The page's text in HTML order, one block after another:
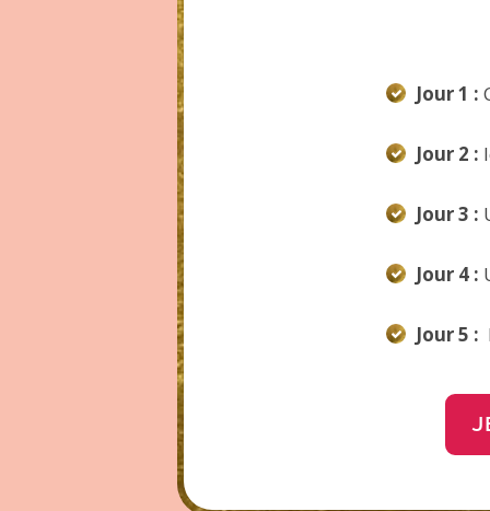
Jour 1 :
Jour 2 :
Jour 3 :
Jour 4 :
Jour 5 :